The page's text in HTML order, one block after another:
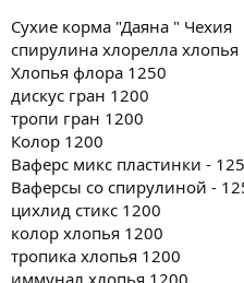
Сухие корма "Даяна " Чехия
спирулина хлорелла хлопья
Хлопья флора 1250
дискус гран 1200
тропи гран 1200
Колор 1200
Ваферс микс пластинки -
Ваферсы со спирулиной -
цихлид стикс 1200
колор хлопья 1200
тропика хлопья 1200
иммунал хлопья 1200